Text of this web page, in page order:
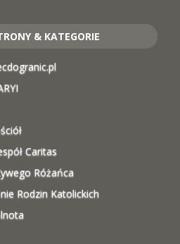
& KATEGORIE
Caritas
Różańca
Rodzin Katolickich